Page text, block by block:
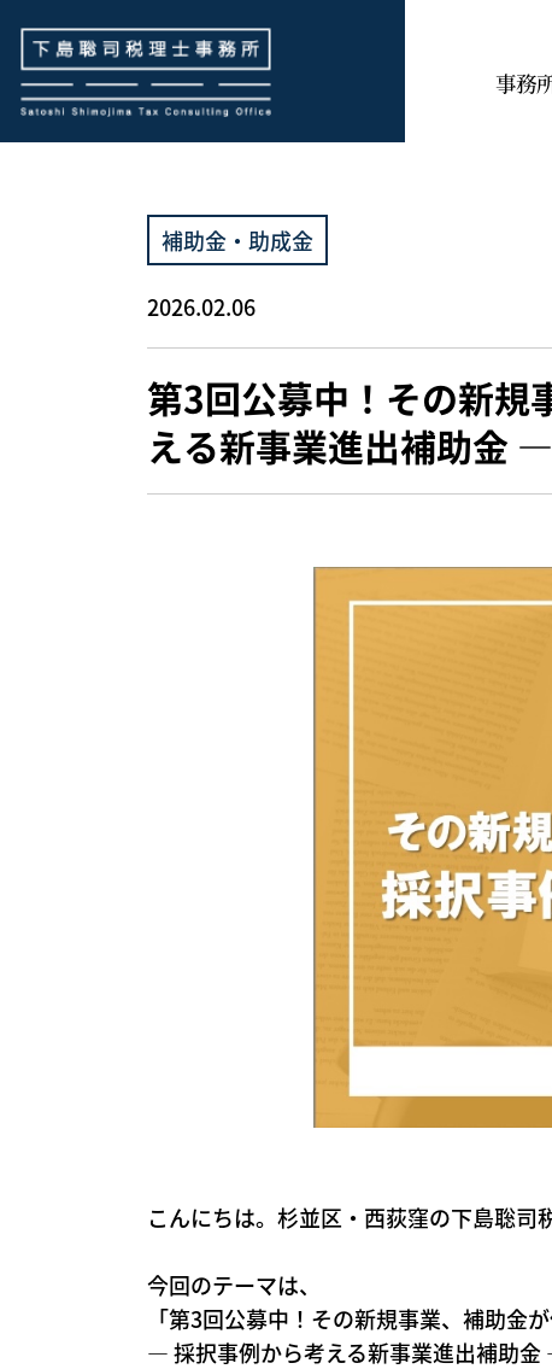
事務
補助金・助成金
2026.02.06
第3回公募中！その新規
える新事業進出補助金 ―
こんにちは。杉並区・西荻窪の下島聡司
今回のテーマは、
「第3回公募中！その新規事業、補助金
― 採択事例から考える新事業進出補助金